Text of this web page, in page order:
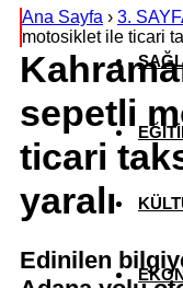
Ana Sayfa › 3.
motosiklet ile ticari
sepetli
ticari
yaralı
Edinilen